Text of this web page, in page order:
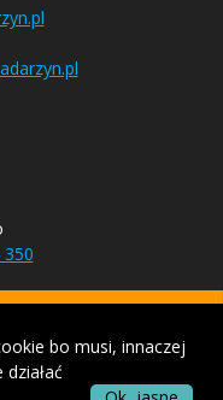
przy użyciu
bo musi, innaczej
działać